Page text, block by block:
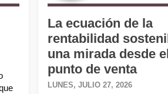
La ecuación de la
rentabilidad
una mirada desde
punto de venta
LUNES, JULIO 27, 2026